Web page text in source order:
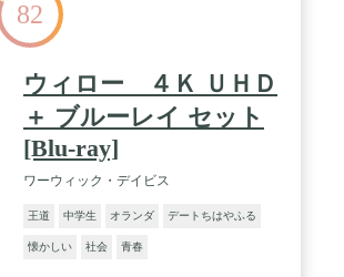
82
ウィロー ４Ｋ ＵＨＤ
＋ ブルーレイ セット
[Blu-ray]
ワーウィック・デイビス
王道 中学生 オランダ デートちはやふる
懐かしい 社会 青春